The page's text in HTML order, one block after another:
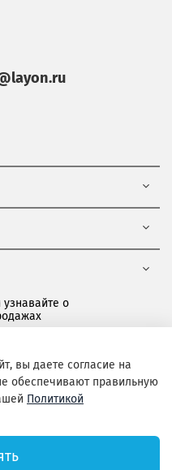
о
вы даете согласие на
обеспечивают правильную
Политикой